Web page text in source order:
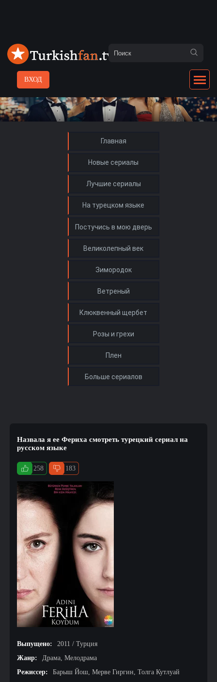
ВХОД
Главная
Новые сериалы
Лучшие сериалы
На турецком языке
Назвала я ее Фериха смотреть турецкий сериал на
русском языке
258 183
Выпущено:
2011 / Турция
Жанр:
Драма, Мелодрама
Режиссер:
Барыш Йош, Мерве Гиргин, Толга Кутлуай